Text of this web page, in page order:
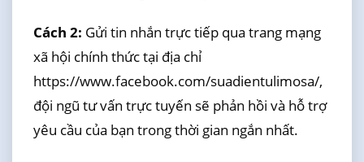
Cách 2: Gửi tin nhắn trực tiếp qua trang mạng
xã hội chính thức tại địa chỉ
https://www.facebook.com/suadientulimosa/,
đội ngũ tư vấn trực tuyến sẽ phản hồi và hỗ trợ
yêu cầu của bạn trong thời gian ngắn nhất.